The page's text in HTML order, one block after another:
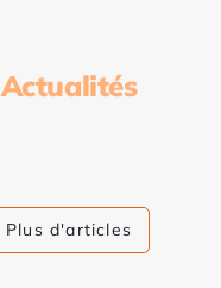
Actualités
Plus d'articles